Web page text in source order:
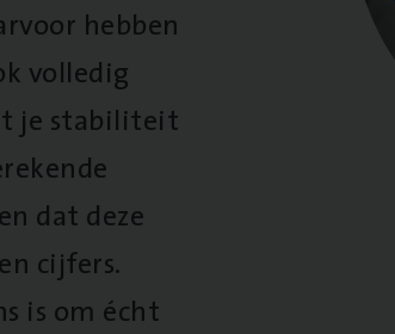
hebben
volledig
je stabiliteit
dat deze
cijfers.
is om écht